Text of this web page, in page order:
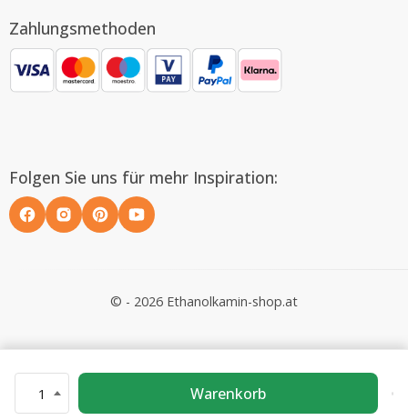
1 Warenkorb
Zahlungsmethoden
Folgen Sie uns für mehr Inspiration:
© - 2026 Ethanolkamin-shop.at